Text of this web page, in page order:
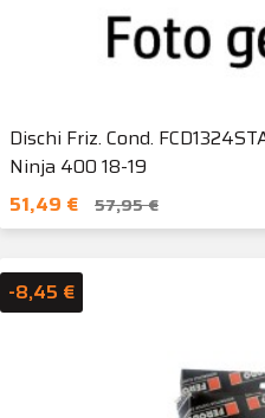
Dischi Friz. Cond.
Ninja 400 18-19
51,49 €
57,95 €
-8,45 €